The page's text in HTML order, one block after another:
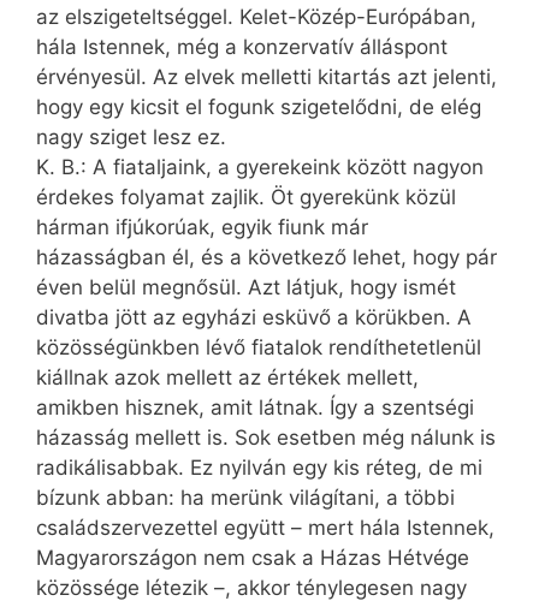
az elszigeteltséggel. Kelet-Közép-Európában,
hála Istennek, még a konzervatív álláspont
érvényesül. Az elvek melletti kitartás azt jelenti,
hogy egy kicsit el fogunk szigetelődni, de elég
nagy sziget lesz ez.
K. B.: A fiataljaink, a gyerekeink között nagyon
érdekes folyamat zajlik. Öt gyerekünk közül
hárman ifjúkorúak, egyik fiunk már
házasságban él, és a következő lehet, hogy pár
éven belül megnősül. Azt látjuk, hogy ismét
divatba jött az egyházi esküvő a körükben. A
közösségünkben lévő fiatalok rendíthetetlenül
kiállnak azok mellett az értékek mellett,
amikben hisznek, amit látnak. Így a szentségi
házasság mellett is. Sok esetben még nálunk is
radikálisabbak. Ez nyilván egy kis réteg, de mi
bízunk abban: ha merünk világítani, a többi
családszervezettel együtt – mert hála Istennek,
Magyar­országon nem csak a Házas Hétvége
közössége létezik –, akkor ténylegesen nagy